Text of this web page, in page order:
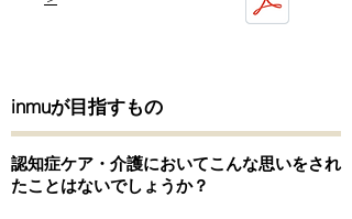
inmuが目指すもの
認知症ケア・介護においてこんな思いをされ
たことはないでしょうか？